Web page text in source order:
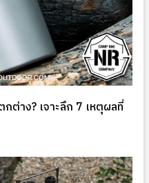
ต่าง? เจาะลึก 7 เหตุผลที่